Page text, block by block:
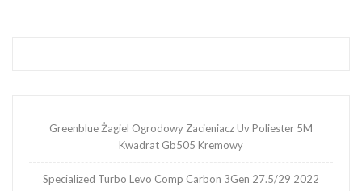
Greenblue Żagiel Ogrodowy Zacieniacz Uv Poliester 5M
Kwadrat Gb505 Kremowy
Specialized Turbo Levo Comp Carbon 3Gen 27.5/29 2022